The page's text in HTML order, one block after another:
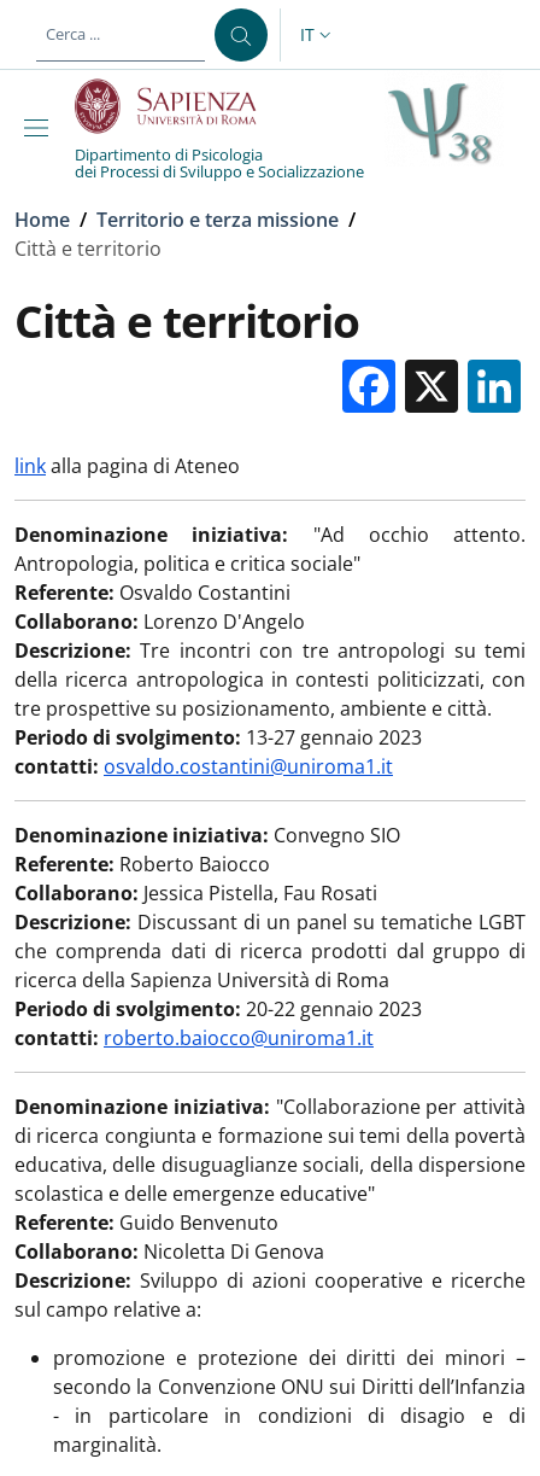
al contenuto principale
SELETTORE LINGUA:
IT
Dipartimento di Psicologia
dei Processi di Sviluppo e Socializzazione
Briciole di pane
Home / Territorio e terza missione /
Città e territorio
Città e territorio
X
linkalla pagina di Ateneo
Denominazione iniziativa: "Ad occhio attento.
Antropologia, politica e critica sociale"
Referente: Osvaldo Costantini
Collaborano: Lorenzo D'Angelo
Descrizione:Tre incontri con tre antropologi su temi
della ricerca antropologica in contesti politicizzati, con
tre prospettive su posizionamento, ambiente e città.
Periodo di svolgimento: 13-27 gennaio 2023
contatti: osvaldo.costantini@uniroma1.it
Denominazione iniziativa: Convegno SIO
Referente: Roberto Baiocco
Collaborano: Jessica Pistella, Fau Rosati
Descrizione: Discussant di un panel su tematiche LGBT
che comprenda dati di ricerca prodotti dal gruppo di
ricerca della Sapienza Università di Roma
Periodo di svolgimento: 20-22 gennaio 2023
contatti: roberto.baiocco@uniroma1.it
Denominazione iniziativa: "Collaborazione per attività
di ricerca congiunta e formazione sui temi della povertà
educativa, delle disuguaglianze sociali, della dispersione
scolastica e delle emergenze educative"
Referente: Guido Benvenuto
Collaborano: Nicoletta Di Genova
Descrizione: Sviluppo di azioni cooperative e ricerche
sul campo relative a:
promozione e protezione dei diritti dei minori –
secondo la Convenzione ONU sui Diritti dell’Infanzia
- in particolare in condizioni di disagio e di
marginalità.